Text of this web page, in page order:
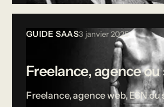
GUIDE SAAS3 janvier 2025
Freelance, agence
Freelance, agence web, ESN